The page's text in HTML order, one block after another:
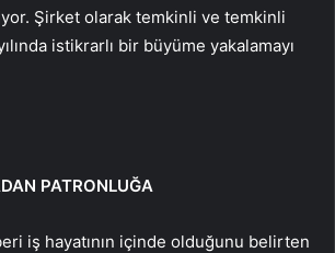
Şirket olarak temkinli ve temkinli
istikrarlı bir büyüme yakalamayı
PATRONLUĞA
iş hayatının içinde olduğunu belirten